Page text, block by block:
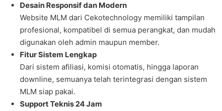
Desain Responsif dan Modern
Website MLM dari Cekotechnology memiliki tampilan
profesional, kompatibel di semua perangkat, dan mudah
digunakan oleh admin maupun member.
Fitur Sistem Lengkap
Dari sistem afiliasi, komisi otomatis, hingga laporan
downline, semuanya telah terintegrasi dengan sistem
MLM siap pakai.
Support Teknis 24 Jam